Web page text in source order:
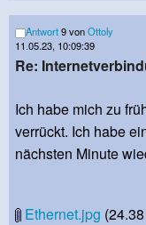
Antwort9 vonOttoly
11.05.23, 10:09:39
Re:
Ich habe mich zu
verrückt. Ich habe
nächsten Minute
Ethernet.jpg